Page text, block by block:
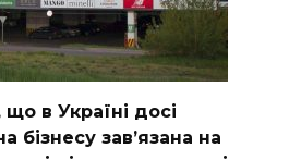
в Україні досі
бізнесу завʼязана на